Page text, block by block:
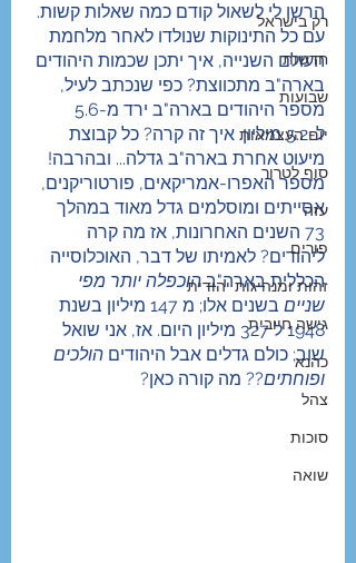
רק בישראל
חדשות
שבועות
יום העצמאות
סוף לטרור
עזה
פורים
זהות ומנהיגות יהודית
גישה חיובית
כהנא
צהל
סוכות
שואה
הרשו לי לשאול קודם כמה שאלות קשות.
עם כל התינוקות שנולדו לאחר מלחמת
העולם השנייה, איך יתכן שכמות היהודים
בארה"ב מתכווצת? כפי שנכתב לעיל,
ל-5.2 מיליון. איך זה קרה? כל קבוצת
מיעוט אחרת בארה"ב גדלה... ובהרבה!
מספר האפרו-אמריקאים, פורטוריקנים,
אסייתים ומוסלמים גדל מאוד במהלך
73 השנים האחרונות, אז מה קרה
ליהודים? לאמיתו של דבר, האוכלוסייה
הכללית בארה"ב הוכפלה יותר מפי
שניים
בשנים אלו; מ 147 מיליון בשנת
1948 ל 327 מיליון היום. אז, אני שואל
שוב; כולם גדלים אבל היהודים הולכים
ופוחתים?? מה קורה כאן?